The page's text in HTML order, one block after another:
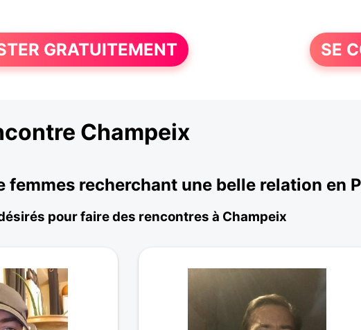
GRATUITEMENT SE
Champeix
femmes recherchant une belle relation en
pour faire des rencontres à Champeix